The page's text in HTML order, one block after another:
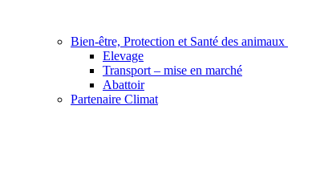
Bien-être, Protection et Santé des animaux
Elevage
Transport – mise en marché
Abattoir
Partenaire Climat